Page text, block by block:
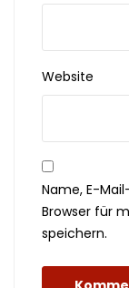
Website
Name, E-
Browser für
speichern.